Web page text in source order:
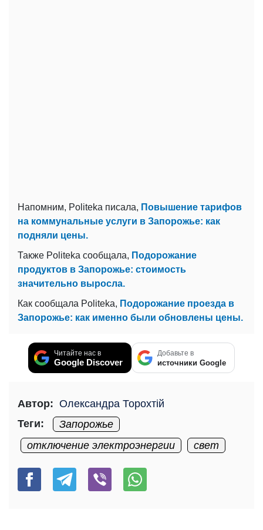
Напомним, Politeka писала, Повышение тарифов
на коммунальные услуги в Запорожье: как
подняли цены.
Также Politeka сообщала, Подорожание
продуктов в Запорожье: стоимость
значительно выросла.
Как сообщала Politeka, Подорожание проезда в
Запорожье: как именно были обновлены цены.
Читайте нас в
Google Discover
Добавьте в
источники Google
Автор: Олександра Торохтій
Теги:
Запорожье
отключение электроэнергии
свет